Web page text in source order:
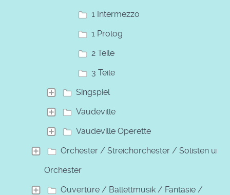
1 Intermezzo
1 Prolog
2 Teile
3 Teile
Singspiel
Vaudeville
Vaudeville Operette
Orchester / Streichorchester / Solisten und
Orchester
Ouvertüre / Ballettmusik / Fantasie /